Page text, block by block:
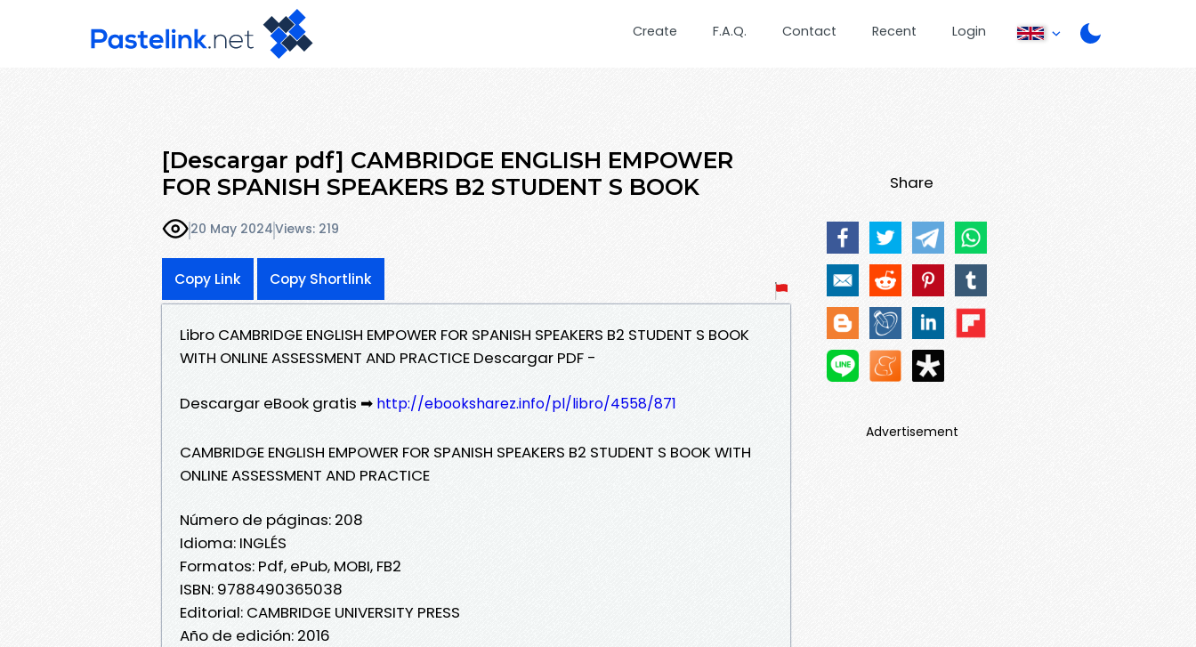
Create F.A.Q. Contact Recent Login
[Descargar pdf] CAMBRIDGE ENGLISH EMPOWER
FOR SPANISH SPEAKERS B2 STUDENT S BOOK
20 May 2024Views: 219
Copy Link Copy Shortlink
Libro CAMBRIDGE ENGLISH EMPOWER FOR SPANISH SPEAKERS B2 STUDENT S BOOK
WITH ONLINE ASSESSMENT AND PRACTICE Descargar PDF -
Descargar eBook gratis ➡ http://ebooksharez.info/pl/libro/4558/871
CAMBRIDGE ENGLISH EMPOWER FOR SPANISH SPEAKERS B2 STUDENT S BOOK WITH
ONLINE ASSESSMENT AND PRACTICE
Número de páginas: 208
Idioma: INGLÉS
Formatos: Pdf, ePub, MOBI, FB2
ISBN: 9788490365038
Editorial: CAMBRIDGE UNIVERSITY PRESS
Año de edición: 2016
Share
Advertisement